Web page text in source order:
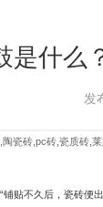
是什么
发
瓷砖,pc砖,瓷质砖,
贴不久后，瓷砖便